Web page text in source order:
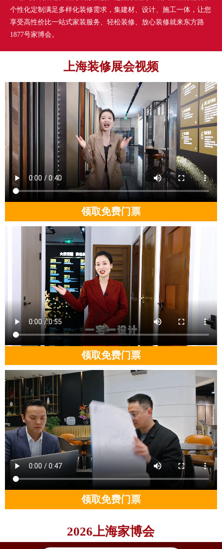
个性化定制满足多样化装修需求，集建材、设计、施工一体，让您
享受高性价比一站式家装服务、轻松装修、放心装修就来东方路
1877号家博会。
上海装修展会视频
领取免费门票
领取免费门票
领取免费门票
2026上海家博会